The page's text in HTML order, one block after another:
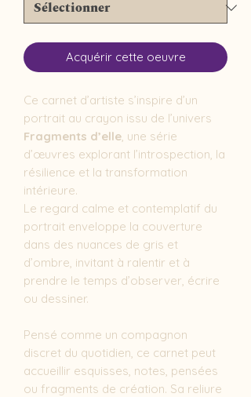
Acquérir cette oeuvre
Ce carnet d’artiste s’inspire d’un
portrait au crayon issu de l’univers
Fragments d’elle, une série
d’œuvres explorant l’introspection, la
résilience et la transformation
intérieure.
Le regard calme et contemplatif du
portrait enveloppe la couverture
dans des nuances de gris et
d’ombre, invitant à ralentir et à
prendre le temps d’observer, écrire
ou dessiner.
Pensé comme un compagnon
discret du quotidien, ce carnet peut
accueillir esquisses, notes, pensées
ou fragments de création. Sa reliure